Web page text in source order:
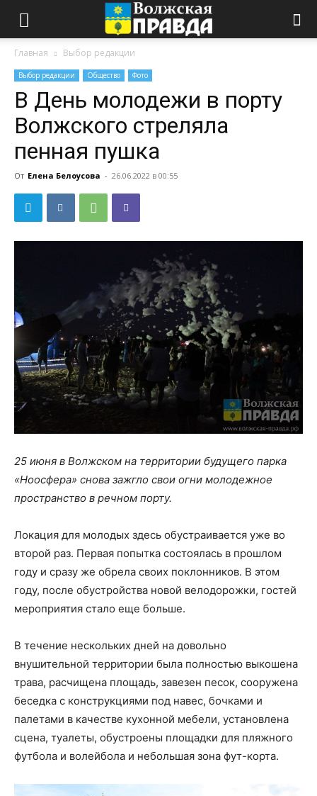
Главная Выбор редакции
Выбор редакции Общество Фото
В День молодежи в порту
Волжского стреляла
пенная пушка
От Елена Белоусова - 26.06.2022 в 00:55
25 июня в Волжском на территории будущего парка
«Ноосфера» снова зажгло свои огни молодежное
пространство в речном порту.
Локация для молодых здесь обустраивается уже во
второй раз. Первая попытка состоялась в прошлом
году и сразу же обрела своих поклонников. В этом
году, после обустройства новой велодорожки, гостей
мероприятия стало еще больше.
В течение нескольких дней на довольно
внушительной территории была полностью выкошена
трава, расчищена площадь, завезен песок, сооружена
беседка с конструкциями под навес, бочками и
палетами в качестве кухонной мебели, установлена
сцена, туалеты, обустроены площадки для пляжного
футбола и волейбола и небольшая зона фут-корта.